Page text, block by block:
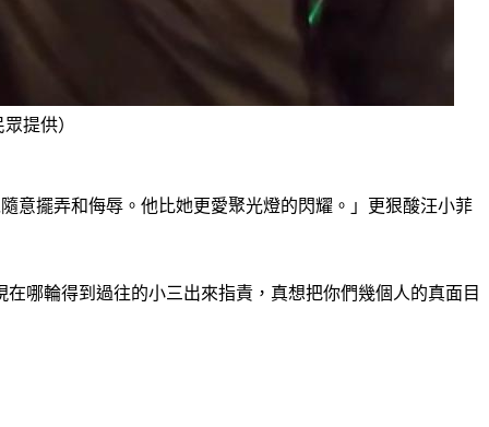
提供）
意擺弄和侮辱。他比她更愛聚光燈的閃耀。」更狠酸汪小菲
哪輪得到過往的小三出來指責，真想把你們幾個人的真面目